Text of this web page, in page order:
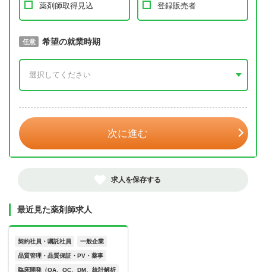
薬剤師取得見込 登録販売者
必須 取得予定年
任意 希望の就業時期
次に進む
求人を保存する
最近見た薬剤師求人
契約社員・嘱託社員 一般企業
品質管理・品質保証・PV・薬事
臨床開発（QA、QC、DM、統計解析